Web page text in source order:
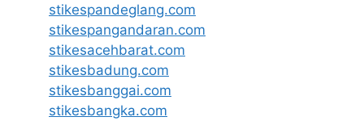
stikespandeglang.com
stikespangandaran.com
stikesacehbarat.com
stikesbadung.com
stikesbanggai.com
stikesbangka.com